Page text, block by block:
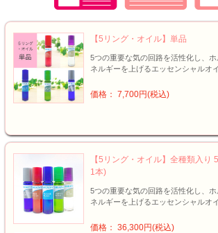
【5リング・オイル】単品
5つの重要な気の回路を活性化し、
ネルギーを上げるエッセンシャルオ
価格： 7,700円(税込)
【5リング・オイル】全種類入り
1本)
5つの重要な気の回路を活性化し、
ネルギーを上げるエッセンシャルオ
価格： 36,300円(税込)